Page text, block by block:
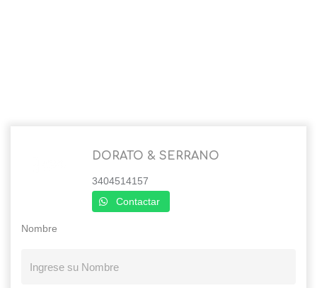
DORATO & SERRANO
3404514157
Contactar
Nombre